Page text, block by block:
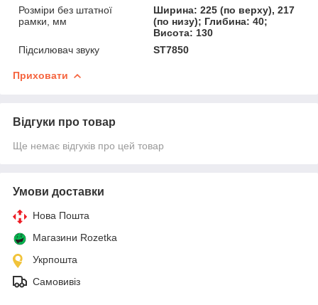
Розміри без штатної
рамки, мм
Ширина: 225 (по верху), 217
(по низу); Глибина: 40;
Висота: 130
Підсилювач звуку
ST7850
Приховати
Відгуки про товар
Ще немає відгуків про цей товар
Умови доставки
Нова Пошта
Магазини Rozetka
Укрпошта
Самовивіз